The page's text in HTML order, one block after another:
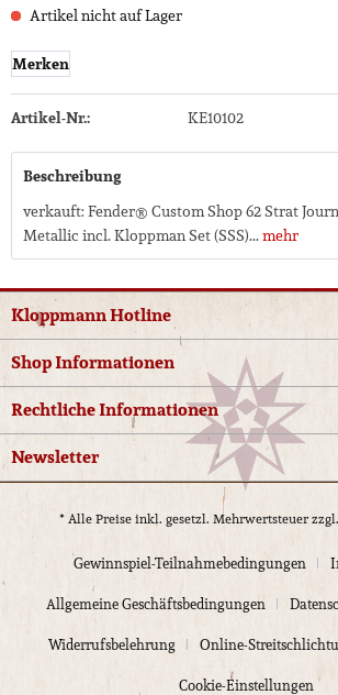
Artikel nicht auf Lager
Merken
Artikel-Nr.: KE10102
Beschreibung
verkauft: Fender® Custom Shop 62 Strat
Metallic incl. Kloppman Set (SSS)...mehr
Kloppmann Hotline
Shop Informationen
Rechtliche Informationen
Newsletter
* Alle Preise inkl. gesetzl. Mehrwertsteuer zzgl.
Gewinnspiel-Teilnahmebedingungen
Allgemeine Geschäftsbedingungen
Widerrufsbelehrung
Online-
Cookie-Einstellungen